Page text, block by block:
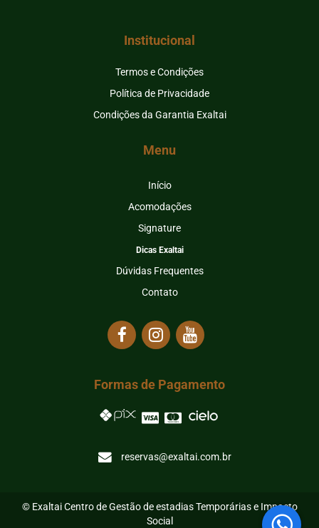
Institucional
Termos e Condições
Política de Privacidade
Condições da Garantia Exaltai
Menu
Início
Acomodações
Signature
Dicas Exaltai
Dúvidas Frequentes
Contato
Formas de Pagamento
reservas@exaltai.com.br
© Exaltai Centro de Gestão de estadias Temporárias e Impacto
Social